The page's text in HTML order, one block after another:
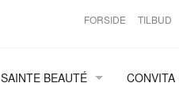
FORSIDE TILBUD
SAINTE BEAUTÉ
CONVITA